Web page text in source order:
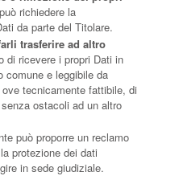
richiedere la
da parte del Titolare.
trasferire ad altro
di ricevere i propri Dati in
comune e leggibile da
tecnicamente fattibile, di
ostacoli ad un altro
può proporre un reclamo
protezione dei dati
in sede giudiziale.